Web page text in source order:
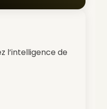
l’intelligence de